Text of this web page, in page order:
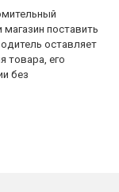
поставить
оставляет
товара, его
без